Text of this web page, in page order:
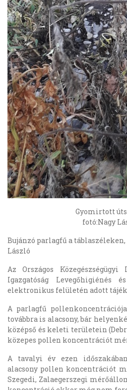
Gyomirtott
fotó:Nagy
Bujánzó parlagfű a
László
Az Országos Közegészségügyi
Igazgatóság Levegőhigiénés
elektronikus felületén adott
A parlagfű
továbbra is alacsony, bár
középső és keleti területein
közepes pollen koncentrációt
A tavalyi év ezen
alacsony pollen koncentrációt
Szegedi, Zalaegerszegi